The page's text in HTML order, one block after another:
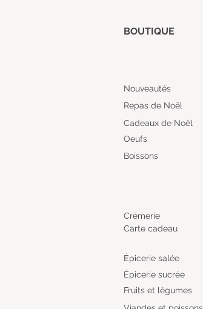
BOUTIQUE
Nouveautés
Repas de Noël
Cadeaux de Noël
Oeufs
Boissons
Crèmerie
Carte cadeau
Épicerie salée
Épicerie sucrée
Fruits et légumes